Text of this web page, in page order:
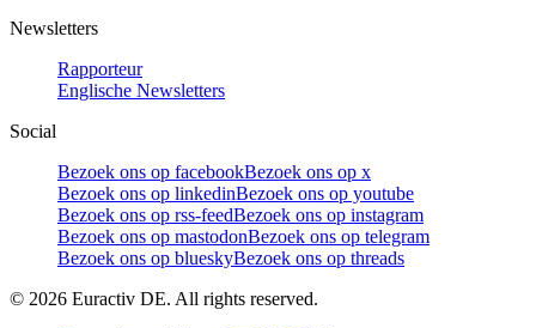
Newsletters
Rapporteur
Englische Newsletters
Social
Bezoek ons op facebookBezoek ons op x
Bezoek ons op linkedinBezoek ons op youtube
Bezoek ons op rss-feedBezoek ons op instagram
Bezoek ons op mastodonBezoek ons op telegram
Bezoek ons op blueskyBezoek ons op threads
© 2026 Euractiv DE. All rights reserved.